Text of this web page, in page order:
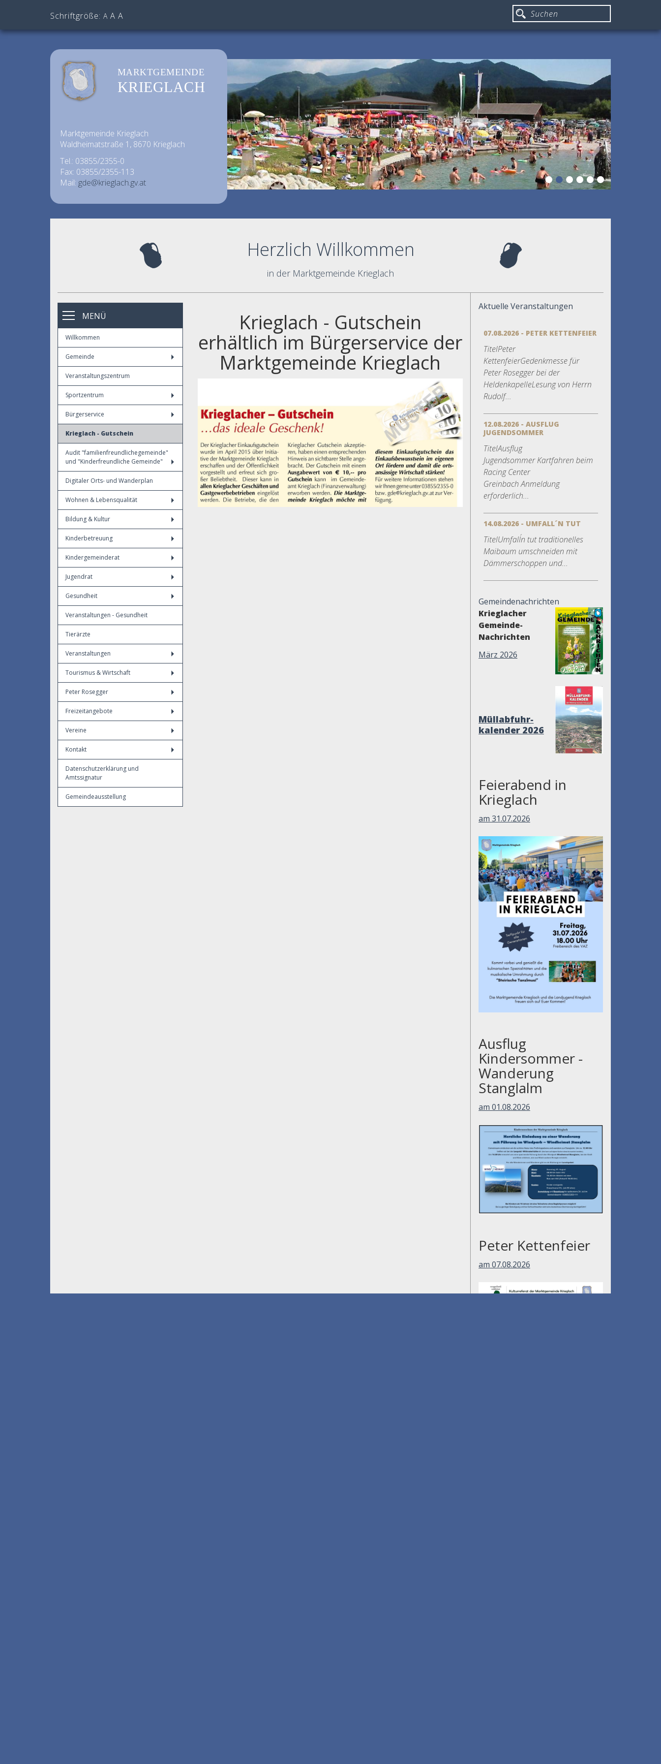
Schriftgröße: A A A
MARKTGEMEINDE
KRIEGLACH
Marktgemeinde Krieglach
Waldheimatstraße 1, 8670 Krieglach
Tel.: 03855/2355-0
Fax: 03855/2355-113
Mail: gde@krieglach.gv.at
Herzlich Willkommen
in der Marktgemeinde Krieglach
MENÜ
Willkommen
Gemeinde
Veranstaltungszentrum
Sportzentrum
Bürgerservice
Krieglach - Gutschein
Audit "familienfreundlichegemeinde"
und "Kinderfreundliche Gemeinde"
Digitaler Orts- und Wanderplan
Wohnen & Lebensqualität
Bildung & Kultur
Kinderbetreuung
Kindergemeinderat
Jugendrat
Gesundheit
Veranstaltungen - Gesundheit
Tierärzte
Veranstaltungen
Tourismus & Wirtschaft
Peter Rosegger
Freizeitangebote
Vereine
Kontakt
Datenschutzerklärung und
Amtssignatur
Gemeindeausstellung
Krieglach - Gutschein
erhältlich im Bürgerservice der
Marktgemeinde Krieglach
Aktuelle Veranstaltungen
07.08.2026 - PETER KETTENFEIER
TitelPeter
KettenfeierGedenkmesse für
Peter Rosegger bei der
HeldenkapelleLesung von Herrn
Rudolf...
12.08.2026 - AUSFLUG
JUGENDSOMMER
TitelAusflug
Jugendsommer Kartfahren beim
Racing Center
Greinbach Anmeldung
erforderlich...
14.08.2026 - UMFALL´N TUT
TitelUmfall´n tut traditionelles
Maibaum umschneiden mit
Dämmerschoppen und...
Gemeindenachrichten
Krieglacher
Gemeinde-
Nachrichten
März 2026
Müllabfuhr-
kalender 2026
Feierabend in
Krieglach
am 31.07.2026
Ausflug
Kindersommer -
Wanderung
Stanglalm
am 01.08.2026
Peter Kettenfeier
am 07.08.2026